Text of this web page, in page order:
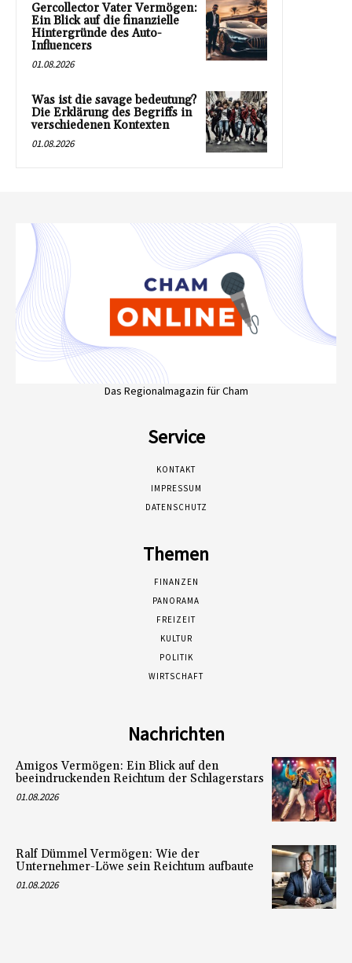
Gercollector Vater Vermögen:
Ein Blick auf die finanzielle
Hintergründe des Auto-
Influencers
01.08.2026
Was ist die savage bedeutung?
Die Erklärung des Begriffs in
verschiedenen Kontexten
01.08.2026
Das Regionalmagazin für Cham
Service
KONTAKT
IMPRESSUM
DATENSCHUTZ
Themen
FINANZEN
PANORAMA
FREIZEIT
KULTUR
POLITIK
WIRTSCHAFT
Nachrichten
Amigos Vermögen: Ein Blick auf den
beeindruckenden Reichtum der Schlagerstars
01.08.2026
Ralf Dümmel Vermögen: Wie der
Unternehmer-Löwe sein Reichtum aufbaute
01.08.2026